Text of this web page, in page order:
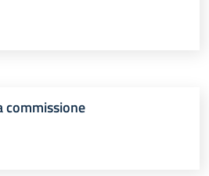
commissione